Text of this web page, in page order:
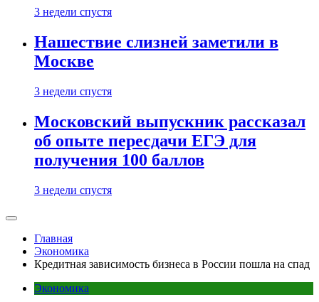
3 недели спустя
Нашествие слизней заметили в
Москве
3 недели спустя
Московский выпускник рассказал
об опыте пересдачи ЕГЭ для
получения 100 баллов
3 недели спустя
Главная
Экономика
Кредитная зависимость бизнеса в России пошла на спад
Экономика